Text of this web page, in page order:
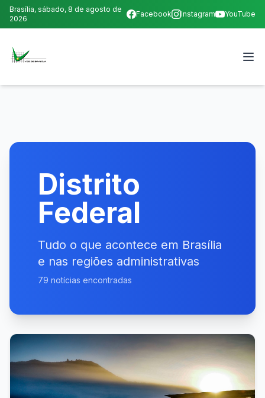
Brasília, sábado, 8 de agosto de
2026
Facebook Instagram YouTube
Distrito
Federal
Tudo o que acontece em Brasília
e nas regiões administrativas
79 notícias encontradas